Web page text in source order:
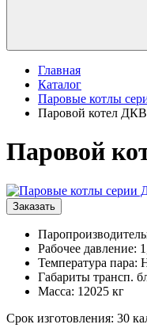
Главная
Каталог
Паровые котлы
Паровой котел
Паровой
Заказать
Рабочее давление:
Температура пара:
Габариты трансп.
Масса: 12025 кг
Срок изготовления: 30